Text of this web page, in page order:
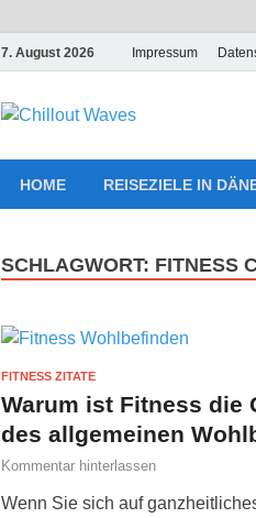
7. August 2026 Impressum
HOME REISEZIELE IN
SCHLAGWORT: FITNESS
FITNESS ZITATE
Warum ist Fitness die
des allgemeinen
Kommentar hinterlassen
Wenn Sie sich auf